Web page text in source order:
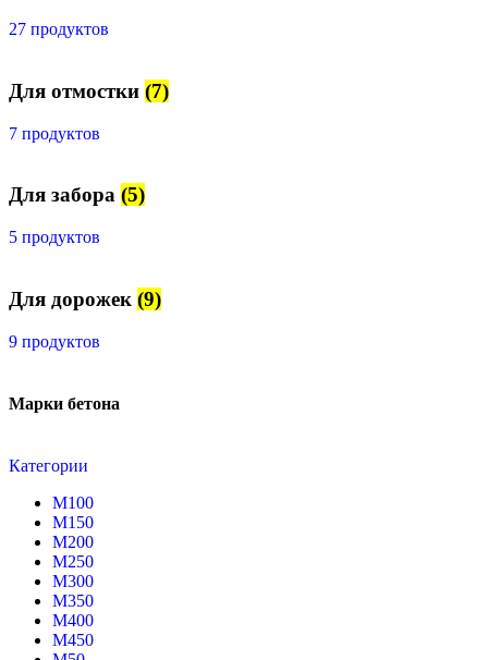
27 продуктов
Для отмостки (7)
7 продуктов
Для забора (5)
5 продуктов
Для дорожек (9)
9 продуктов
Марки бетона
Категории
М100
М150
М200
М250
М300
М350
М400
М450